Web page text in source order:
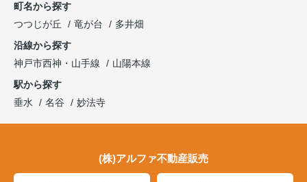
町名から探す
つつじが丘
竜が台
多井畑
沿線から探す
神戸市西神・山手線
山陽本線
駅から探す
垂水
名谷 妙法寺
(株)アルファ不動産販売